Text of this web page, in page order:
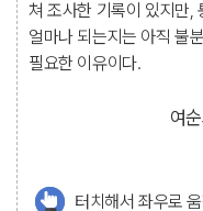
쳐 조사한 기록이 있지만,
얼마나 되는지는 아직 불
필요한 이유이다.
여
터치해서 좌우로